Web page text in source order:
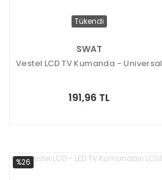
Tükendi
SWAT
Vestel LCD TV Kumanda - Universal
191,96 TL
%26